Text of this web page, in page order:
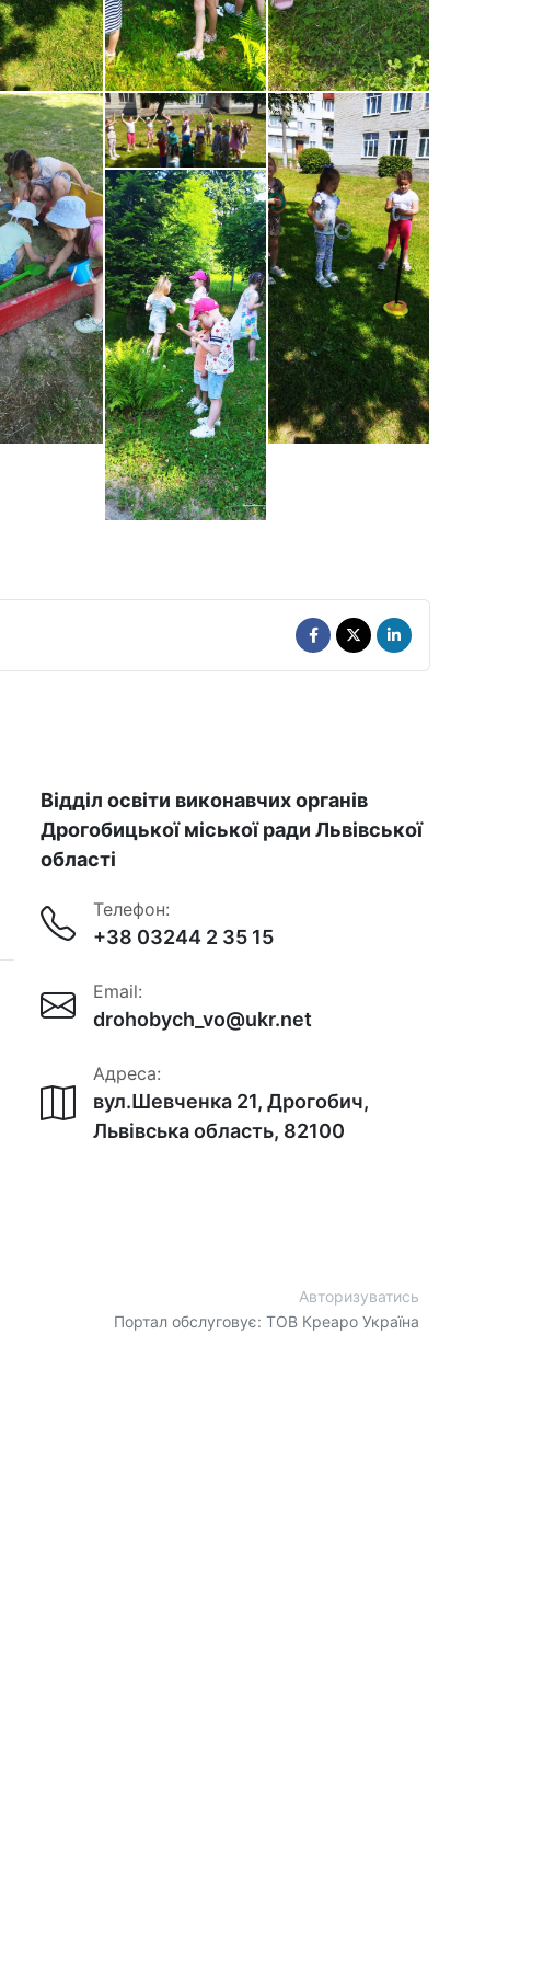
Відділ освіти виконавчих органів
Дрогобицької міської ради Львівської
області
Телефон:
+38 03244 2 35 15
Email:
drohobych_vo@ukr.net
Адреса:
вул.Шевченка 21, Дрогобич,
Львівська область, 82100
Авторизуватись
Портал обслуговує: ТОВ Креаро Україна